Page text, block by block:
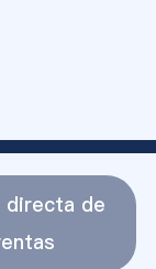
directa de